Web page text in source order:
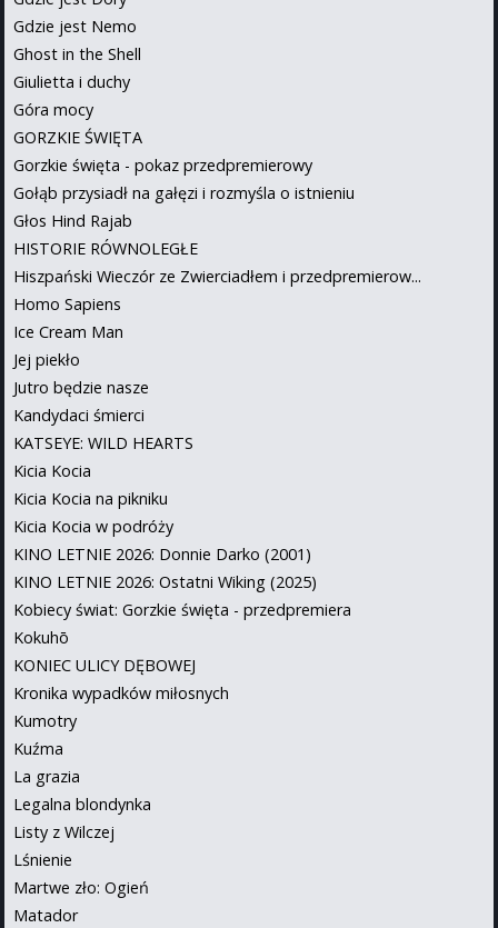
Gdzie jest Nemo
Ghost in the Shell
Giulietta i duchy
Góra mocy
GORZKIE ŚWIĘTA
Gorzkie święta - pokaz przedpremierowy
Gołąb przysiadł na gałęzi i rozmyśla o istnieniu
Głos Hind Rajab
HISTORIE RÓWNOLEGŁE
Hiszpański Wieczór ze Zwierciadłem i przedpremierow...
Homo Sapiens
Ice Cream Man
Jej piekło
Jutro będzie nasze
Kandydaci śmierci
KATSEYE: WILD HEARTS
Kicia Kocia
Kicia Kocia na pikniku
Kicia Kocia w podróży
KINO LETNIE 2026: Donnie Darko (2001)
KINO LETNIE 2026: Ostatni Wiking (2025)
Kobiecy świat: Gorzkie święta - przedpremiera
Kokuhō
KONIEC ULICY DĘBOWEJ
Kronika wypadków miłosnych
Kumotry
Kuźma
La grazia
Legalna blondynka
Listy z Wilczej
Lśnienie
Martwe zło: Ogień
Matador